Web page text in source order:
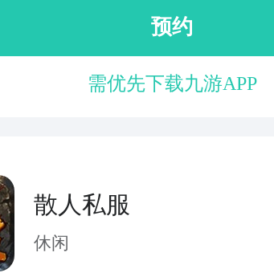
预约
需优先下载九游APP
散人私服
休闲